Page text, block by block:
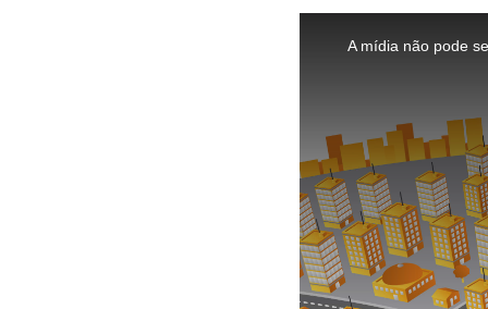
A mídia não pode